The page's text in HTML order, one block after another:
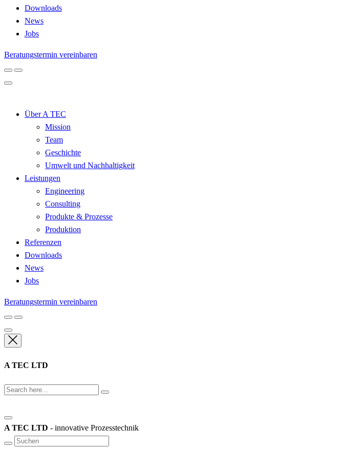
Downloads
News
Jobs
Beratungstermin vereinbaren
Über A TEC
Mission
Team
Geschichte
Umwelt und Nachhaltigkeit
Leistungen
Engineering
Consulting
Produkte & Prozesse
Produktion
Referenzen
Downloads
News
Jobs
Beratungstermin vereinbaren
A TEC LTD
A TEC LTD - innovative Prozesstechnik